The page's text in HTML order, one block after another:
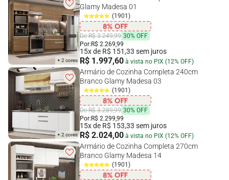
+ 2 cores
Glamy Madesa 01
(1901)
De R$ 3.249,99 30% OFF
Por:R$ 2.269,99
15x de R$ 151,33 sem juros
R$ 1.997,60 à vista no PIX (12% OFF)
+ 2 cores
Armário de Cozinha Completa 240cm
Branco Glamy Madesa 03
(1901)
De R$ 3.289,99 30% OFF
Por:R$ 2.299,99
15x de R$ 153,33 sem juros
R$ 2.024,00 à vista no PIX (12% OFF)
Armário de Cozinha Completa 270cm
Branco Glamy Madesa 14
(1901)